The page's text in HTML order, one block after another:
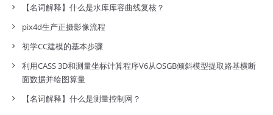
【名词解释】什么是水库库容曲线复核？
pix4d生产正摄影像流程
初学CC建模的基本步骤
利用CASS 3D和测量坐标计算程序V6从OSGB倾斜模型提取路基横断
面数据并绘图算量
【名词解释】什么是测量控制网？